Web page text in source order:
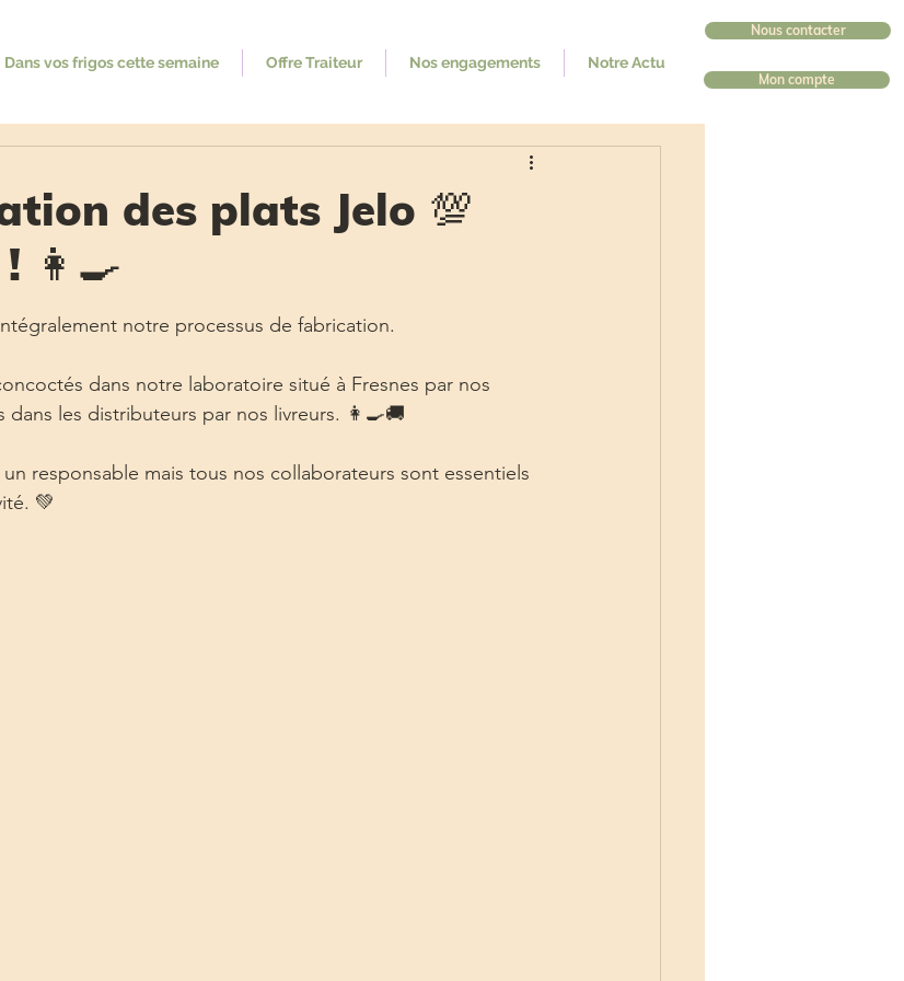
Dans vos frigos cette semaine Offre Traiteur Nos engagements Notre Actu
Nous contacter
Mon compte
des plats Jelo 💯
👩‍🍳
notre processus de fabrication.
dans notre laboratoire situé à Fresnes par nos
dans les distributeurs par nos livreurs. 👩‍🍳🚚
responsable mais tous nos collaborateurs sont essentiels
💚